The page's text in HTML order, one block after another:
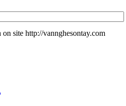
on site http://vannghesontay.com